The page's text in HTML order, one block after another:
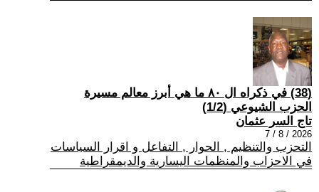
(38) في ذكراه ال ٨٠ ما هي أبرز معالم مسيرة
الحزب الشيوعي (1/2)
تاج السر عثمان
2026 / 8 / 7
التحزب والتنظيم , الحوار , التفاعل و اقرار السياسات
في الاحزاب والمنظمات اليسارية والديمقراطية